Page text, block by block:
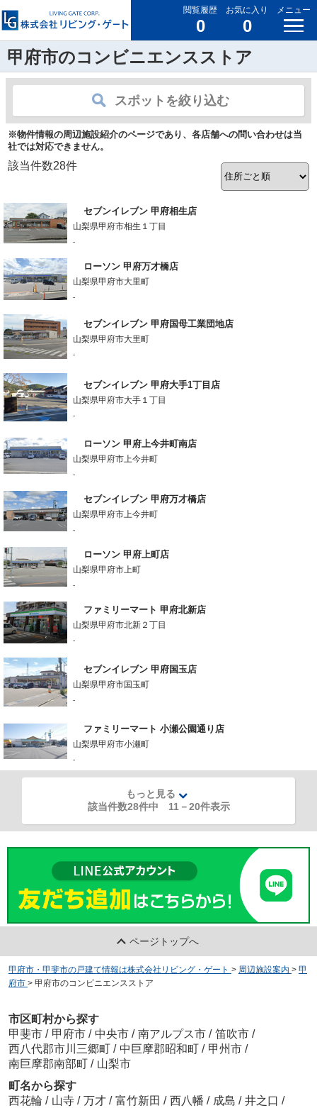
閲覧履歴
0
お気に入り
0
メニュー
甲府市のコンビニエンスストア
スポットを絞り込む
※物件情報の周辺施設紹介のページであり、各店舗への問い合わせは当
社では対応できません。
該当件数28件
セブンイレブン 甲府相生店
山梨県甲府市相生１丁目
-
ローソン 甲府万才橋店
山梨県甲府市大里町
-
セブンイレブン 甲府国母工業団地店
山梨県甲府市大里町
-
セブンイレブン 甲府大手1丁目店
山梨県甲府市大手１丁目
-
ローソン 甲府上今井町南店
山梨県甲府市上今井町
-
セブンイレブン 甲府万才橋店
山梨県甲府市上今井町
-
ローソン 甲府上町店
山梨県甲府市上町
-
ファミリーマート 甲府北新店
山梨県甲府市北新２丁目
-
セブンイレブン 甲府国玉店
山梨県甲府市国玉町
-
ファミリーマート 小瀬公園通り店
山梨県甲府市小瀬町
-
もっと見る
該当件数28件中 11 －20件表示
ページトップへ
甲府市・甲斐市の戸建て情報は株式会社リビング・ゲート > 周辺施設案内 > 甲
府市 > 甲府市のコンビニエンスストア
市区町村から探す
甲斐市 / 甲府市 / 中央市 / 南アルプス市 / 笛吹市 /
西八代郡市川三郷町 / 中巨摩郡昭和町 / 甲州市 /
南巨摩郡南部町 / 山梨市
町名から探す
西花輪 / 山寺 / 万才 / 富竹新田 / 西八幡 / 成島 / 井之口 /